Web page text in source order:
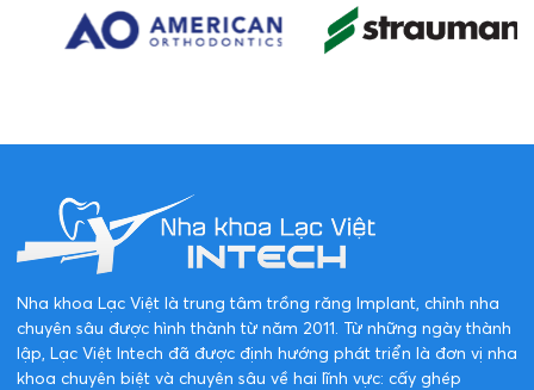
Nha khoa Lạc Việt là trung tâm trồng răng Implant, chỉnh nha
chuyên sâu được hình thành từ năm 2011. Từ những ngày thành
lập, Lạc Việt Intech đã được định hướng phát triển là đơn vị nha
khoa chuyên biệt và chuyên sâu về hai lĩnh vực: cấy ghép